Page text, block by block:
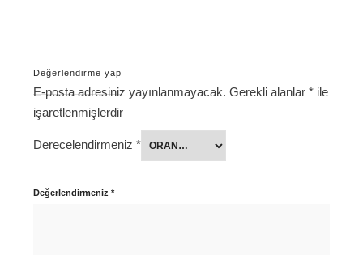
Değerlendirme yap
E-posta adresiniz yayınlanmayacak. Gerekli alanlar * ile
işaretlenmişlerdir
Derecelendirmeniz *
Değerlendirmeniz *